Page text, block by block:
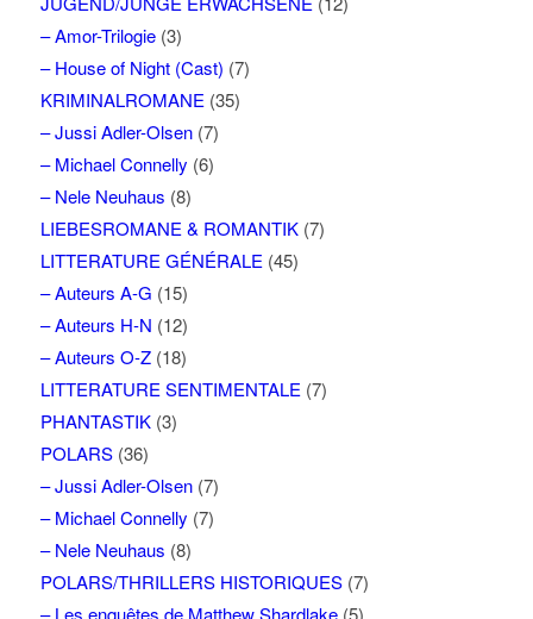
– Amor-Trilogie(3)
– House of Night (Cast) (7)
KRIMINALROMANE (35)
– Jussi Adler-Olsen(7)
– Michael Connelly (6)
– Nele Neuhaus (8)
LIEBESROMANE & ROMANTIK(7)
LITTERATURE GÉNÉRALE (45)
– Auteurs A-G (15)
– Auteurs H-N (12)
– Auteurs O-Z(18)
LITTERATURE SENTIMENTALE (7)
PHANTASTIK(3)
POLARS(36)
– Jussi Adler-Olsen(7)
– Michael Connelly (7)
– Nele Neuhaus (8)
POLARS/THRILLERS HISTORIQUES(7)
– Les enquêtes de Matthew Shardlake(5)